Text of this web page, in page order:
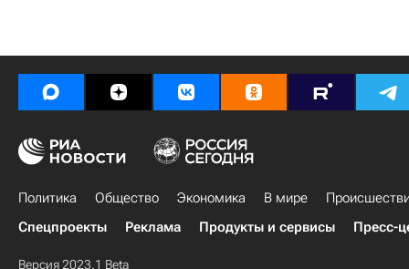
Политика Общество Экономика В мире
Спецпроекты
Реклама Продукты и сервисы Пресс-
Версия 2023.1 Beta